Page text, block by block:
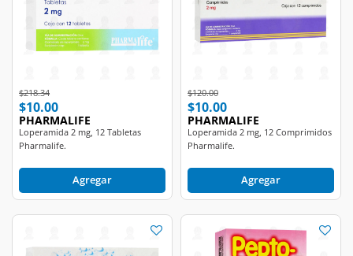
Price reduced from
$218.34to
$10.00
PHARMALIFE
Loperamida 2 mg, 12 Tabletas
Pharmalife.
Agregar
Price reduced from
$120.00to
$10.00
PHARMALIFE
Loperamida 2 mg, 12 Comprimidos
Pharmalife.
Agregar